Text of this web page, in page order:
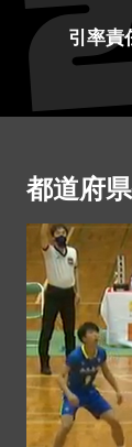
引率責
都道府